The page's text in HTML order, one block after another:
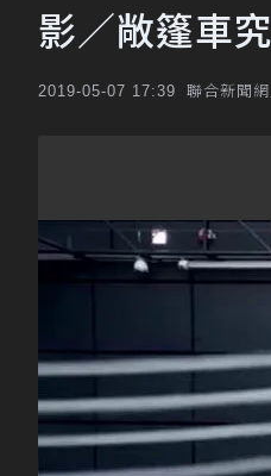
影／敞篷車
2019-05-07 17:39 聯合新聞